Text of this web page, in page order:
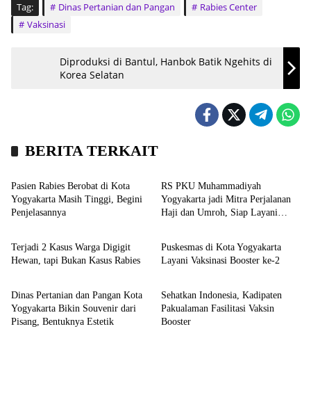
Tag: Dinas Pertanian dan Pangan
Rabies Center
Vaksinasi
Diproduksi di Bantul, Hanbok Batik Ngehits di
Korea Selatan
BERITA TERKAIT
Headline
Pasien Rabies Berobat di Kota
Yogyakarta Masih Tinggi, Begini
Penjelasannya
RS PKU Muhammadiyah
Yogyakarta jadi Mitra Perjalanan
Haji dan Umroh, Siap Layani
Kesehatan
Terjadi 2 Kasus Warga Digigit
Hewan, tapi Bukan Kasus Rabies
Kronika
Puskesmas di Kota Yogyakarta
Layani Vaksinasi Booster ke-2
Hiburan
Dinas Pertanian dan Pangan Kota
Yogyakarta Bikin Souvenir dari
Pisang, Bentuknya Estetik
Kesehatan
Sehatkan Indonesia, Kadipaten
Pakualaman Fasilitasi Vaksin
Booster